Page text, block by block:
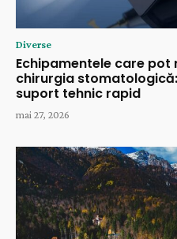
Diverse
Echipamentele care pot
chirurgia
suport tehnic rapid
mai 27, 2026